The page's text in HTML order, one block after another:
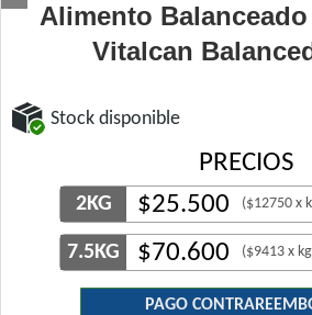
Alimento
Vitalcan
Stock disponible
PRECIOS
2KG $25.500 ($12750 x
7.5KG $70.600 ($9413 x
PAGO